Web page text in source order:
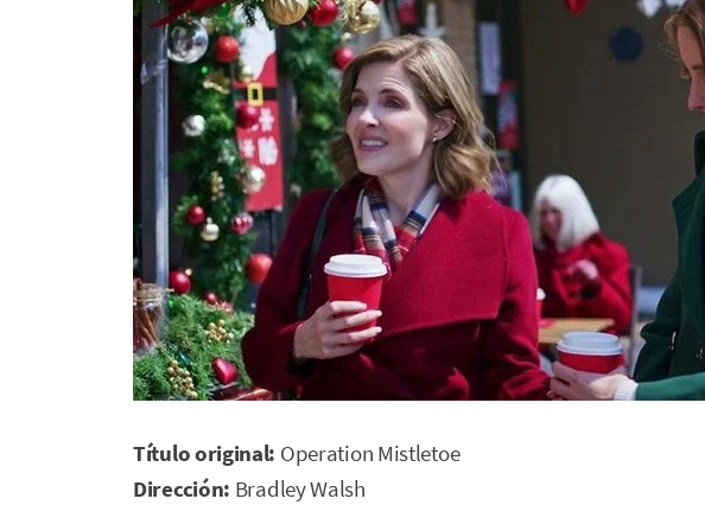
Título original: Operation Mistletoe
Dirección: Bradley Walsh